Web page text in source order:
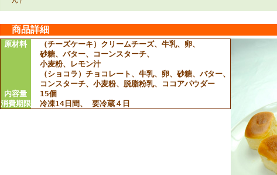
商品詳細
原材料
（チーズケーキ）クリームチーズ、牛乳、卵、
砂糖、バター、コーンスターチ、
小麦粉、レモン汁
（ショコラ）チョコレート、牛乳、卵、砂糖、バター、
コンスターチ、小麦粉、脱脂粉乳、ココアパウダー
内容量
15個
消費期限
冷凍14日間、 要冷蔵４日